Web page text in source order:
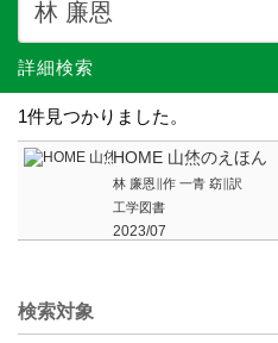
詳細検索
1件見つかりました。
HOME 山烋のえほん
林 廉恩∥作 一青 窈∥訳
工学図書
2023/07
検索対象